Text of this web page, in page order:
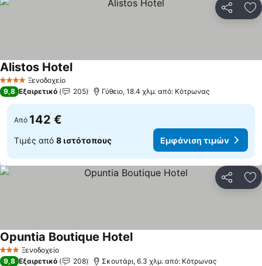
4 ΑστέριαΞενοδοχείο
Alistos Hotel
9,8 Εξαιρετικό 205 Γύθειο, 18.4 χλμ. από: Κότρωνας
Από 142 €
Τιμές από 8 ιστότοπους Εμφάνιση τιμών
3 ΑστέριαΞενοδοχείο
Opuntia Boutique Hotel
9,8 Εξαιρετικό 208 Σκουτάρι, 6.3 χλμ. από: Κότρωνας